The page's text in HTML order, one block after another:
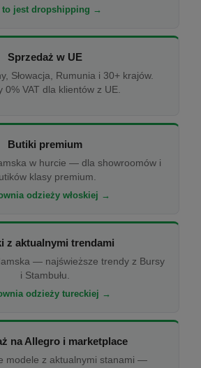
to jest dropshipping →
Sprzedaż w UE
Słowacja, Rumunia i 30+ krajów.
0% VAT dla klientów z UE.
Butiki premium
w hurcie — dla showroomów i
klasy premium.
odzieży włoskiej →
z aktualnymi trendami
— najświeższe trendy z Bursy
i Stambułu.
odzieży tureckiej →
na Allegro i marketplace
modele z aktualnymi stanami —